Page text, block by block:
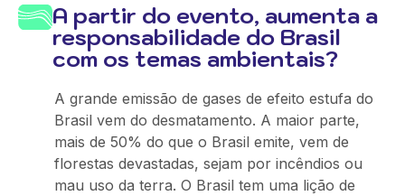
A partir do evento, aumenta a
responsabilidade do Brasil
com os temas ambientais?
A grande emissão de gases de efeito estufa do
Brasil vem do desmatamento. A maior parte,
mais de 50% do que o Brasil emite, vem de
florestas devastadas, sejam por incêndios ou
mau uso da terra. O Brasil tem uma lição de